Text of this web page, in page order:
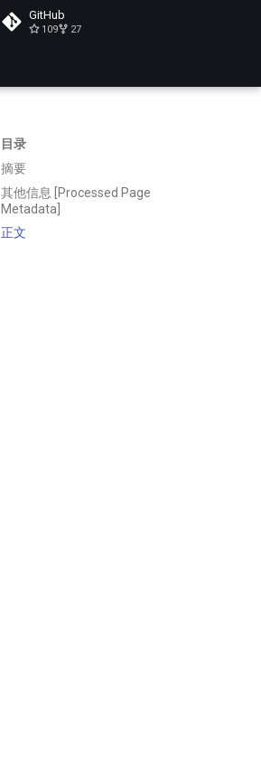
GitHub
109 27
目录
摘要
其他信息 [Processed Page
Metadata]
正文